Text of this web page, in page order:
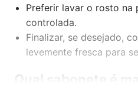
Preferir lavar o rosto na
controlada.
Finalizar, se desejado,
levemente fresca para
Qual sabonete é